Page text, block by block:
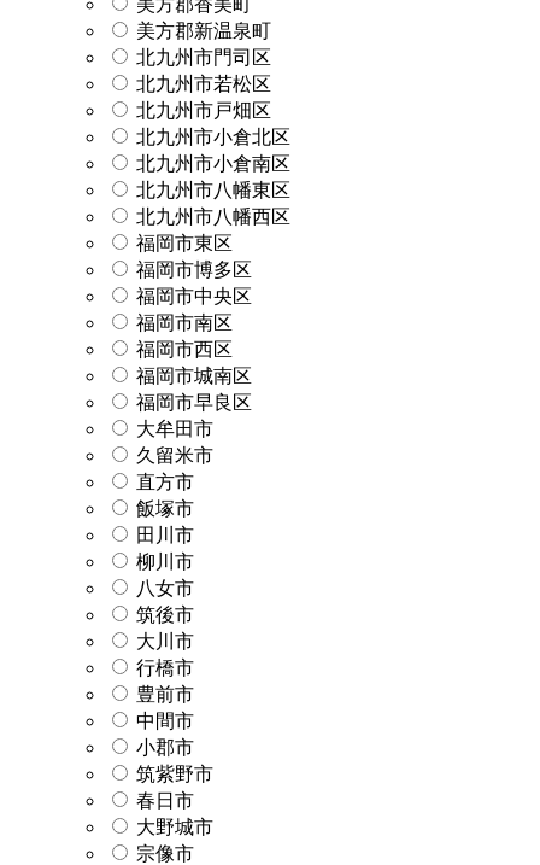
美方郡新温泉町
北九州市門司区
北九州市若松区
北九州市戸畑区
北九州市小倉北区
北九州市小倉南区
北九州市八幡東区
北九州市八幡西区
福岡市東区
福岡市博多区
福岡市中央区
福岡市南区
福岡市西区
福岡市城南区
福岡市早良区
大牟田市
久留米市
直方市
飯塚市
田川市
柳川市
八女市
筑後市
大川市
行橋市
豊前市
中間市
小郡市
筑紫野市
春日市
大野城市
宗像市